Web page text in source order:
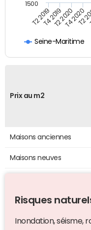
Seine-Maritime
T2 2019T4 2019T2 2020T4 2020
T2
1500
Prix au m2
Maisons anciennes
Maisons neuves
Risques
Inondation, séisme,